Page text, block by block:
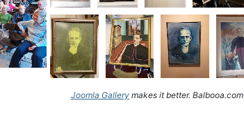
Joomla Gallery makes it better. Balbooa.com